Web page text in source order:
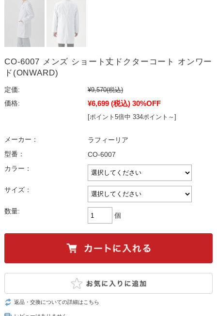
CO-6007 メンズ ショート丈ドクターコート オンワー
ド(ONWARD)
定価: ¥9,570(税込)
価格:
¥6,699 (税込) 30%OFF
[ポイント5倍中 334ポイント～]
メーカー：
ラフィーリア
型番：
CO-6007
カラー：
サイズ：
数量:
個
返品・交換についての詳細はこちら